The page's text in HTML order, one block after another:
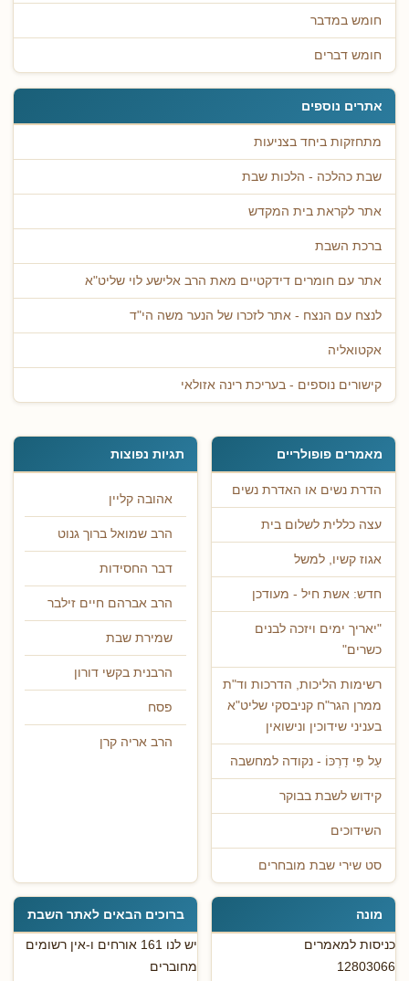
חומש במדבר
חומש דברים
אתרים נוספים
מתחזקות ביחד בצניעות
שבת כהלכה - הלכות שבת
אתר לקראת בית המקדש
ברכת השבת
אתר עם חומרים דידקטיים מאת הרב אלישע לוי שליט"א
לנצח עם הנצח - אתר לזכרו של הנער משה הי"ד
אקטואליה
קישורים נוספים - בעריכת רינה אזולאי
מאמרים פופולריים
הדרת נשים או האדרת נשים
עצה כללית לשלום בית
אגוז קשיו, למשל
חדש: אשת חיל - מעודכן
"יאריך ימים ויזכה לבנים
כשרים"
רשימות הליכות, הדרכות וד"ת
ממרן הגר"ח קניבסקי שליט"א
בעניני שידוכין ונישואין
עַל פִּי דַרְכּוֹ - נקודה למחשבה
קידוש לשבת בבוקר
השידוכים
סט שירי שבת מובחרים
תגיות נפוצות
אהובה קליין
הרב שמואל ברוך גנוט
דבר החסידות
הרב אברהם חיים זילבר
שמירת שבת
הרבנית בקשי דורון
פסח
הרב אריה קרן
מונה
כניסות למאמרים
12803066
ברוכים הבאים לאתר השבת
יש לנו 161 אורחים ו-אין רשומים
מחוברים